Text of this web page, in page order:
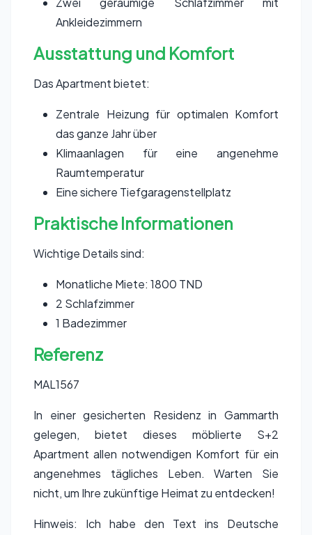
Ankleidezimmern
Ausstattung und Komfort
Das Apartment bietet:
Zentrale Heizung für optimalen Komfort
das ganze Jahr über
Klimaanlagen für eine angenehme
Raumtemperatur
Eine sichere Tiefgaragenstellplatz
Praktische Informationen
Wichtige Details sind:
Monatliche Miete: 1800 TND
2 Schlafzimmer
1 Badezimmer
Referenz
MAL1567
In einer gesicherten Residenz in Gammarth
gelegen, bietet dieses möblierte S+2
Apartment allen notwendigen Komfort für ein
angenehmes tägliches Leben. Warten Sie
nicht, um Ihre zukünftige Heimat zu entdecken!
Hinweis: Ich habe den Text ins Deutsche